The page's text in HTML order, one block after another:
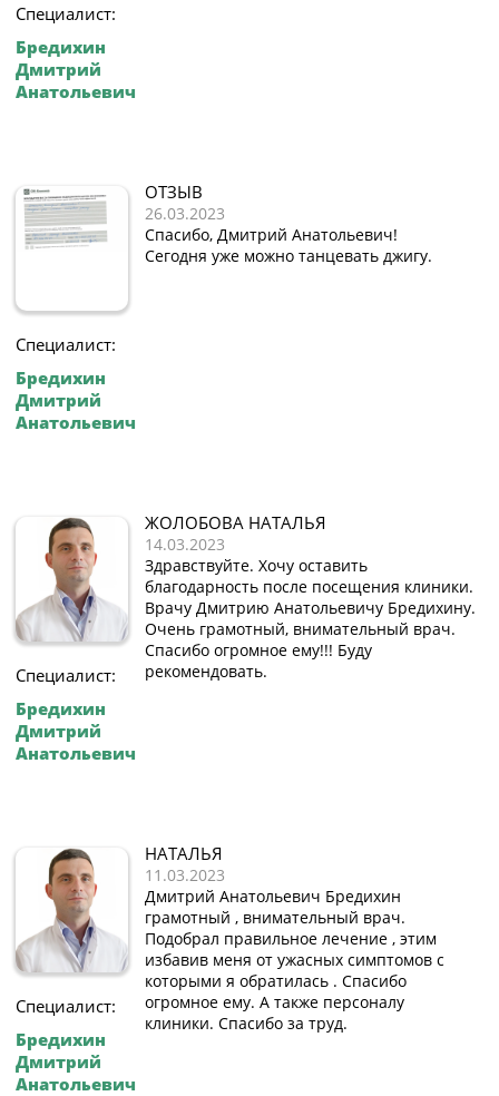
Специалист:
Бредихин
Дмитрий
Анатольевич
Специалист:
Бредихин
Дмитрий
Анатольевич
ОТЗЫВ
26.03.2023
Спасибо, Дмитрий Анатольевич!
Сегодня уже можно танцевать джигу.
Специалист:
Бредихин
Дмитрий
Анатольевич
ЖОЛОБОВА НАТАЛЬЯ
14.03.2023
Здравствуйте. Хочу оставить
благодарность после посещения клиники.
Врачу Дмитрию Анатольевичу Бредихину.
Очень грамотный, внимательный врач.
Спасибо огромное ему!!! Буду
рекомендовать.
Специалист:
Бредихин
Дмитрий
Анатольевич
НАТАЛЬЯ
11.03.2023
Дмитрий Анатольевич Бредихин
грамотный , внимательный врач.
Подобрал правильное лечение , этим
избавив меня от ужасных симптомов с
которыми я обратилась . Спасибо
огромное ему. А также персоналу
клиники. Спасибо за труд.